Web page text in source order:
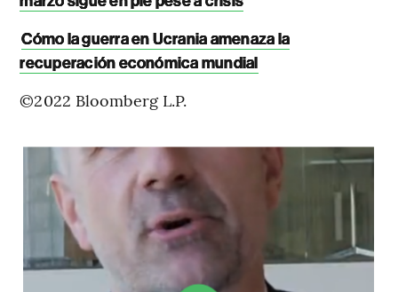
Cómo la guerra en Ucrania amenaza la
recuperación económica mundial
©2022 Bloomberg L.P.